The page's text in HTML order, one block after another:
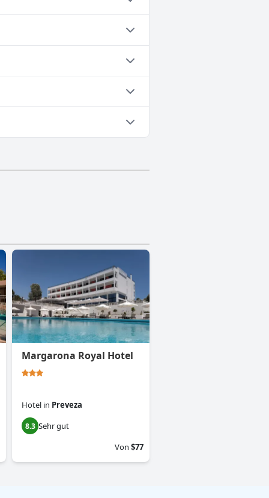
Margarona Royal Hotel
Hotel in Preveza
8.3 Sehr gut
Von $77